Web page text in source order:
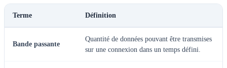
Terme Définition
Bande passante
Quantité de données pouvant être transmises
sur une connexion dans un temps défini.